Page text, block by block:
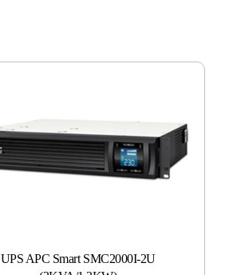
UPS APC Smart SMC2000I-2U